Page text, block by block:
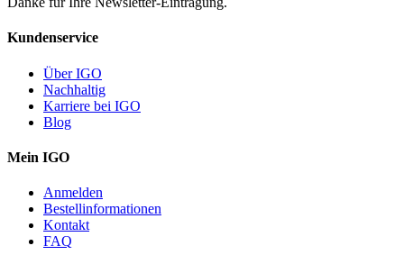
Kundenservice
Über IGO
Nachhaltig
Karriere bei IGO
Blog
Mein IGO
Anmelden
Bestellinformationen
Kontakt
FAQ